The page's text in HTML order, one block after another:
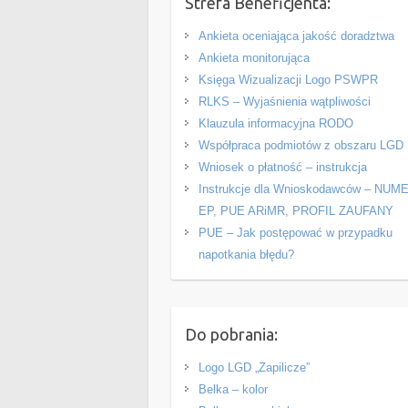
Ankieta oceniająca jakość doradztwa
Ankieta monitorująca
Księga Wizualizacji Logo PSWPR
RLKS – Wyjaśnienia wątpliwości
Klauzula informacyjna RODO
Współpraca podmiotów z obszaru LGD
Wniosek o płatność – instrukcja
Instrukcje dla Wnioskodawców –
EP, PUE ARiMR, PROFIL ZAUFANY
PUE – Jak postępować w przypadku
napotkania błędu?
Do pobrania:
Logo LGD „Zapilicze”
Belka – kolor